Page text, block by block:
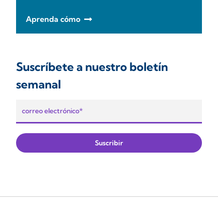
Aprenda cómo
Suscríbete a nuestro boletín
semanal